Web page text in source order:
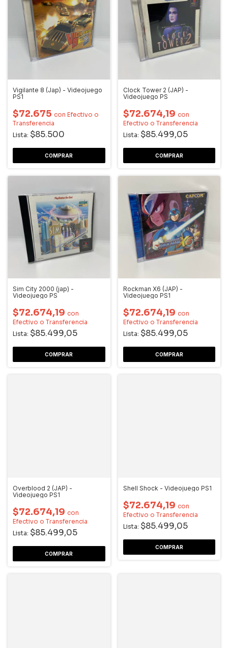
Vigilante 8 (Jap) - Videojuego
PS1
$72.675 con Efectivo o
Transferencia
Lista: $85.500
Clock Tower 2 (JAP) -
Videojuego PS
$72.674,19 con
Efectivo o Transferencia
Lista: $85.499,05
Sim City 2000 (jap) -
Videojuego PS
$72.674,19 con
Efectivo o Transferencia
Lista: $85.499,05
Rockman X6 (JAP) -
Videojuego PS1
$72.674,19 con
Efectivo o Transferencia
Lista: $85.499,05
Overblood 2 (JAP) -
Videojuego PS1
$72.674,19 con
Efectivo o Transferencia
Lista: $85.499,05
Shell Shock - Videojuego PS1
$72.674,19 con
Efectivo o Transferencia
Lista: $85.499,05